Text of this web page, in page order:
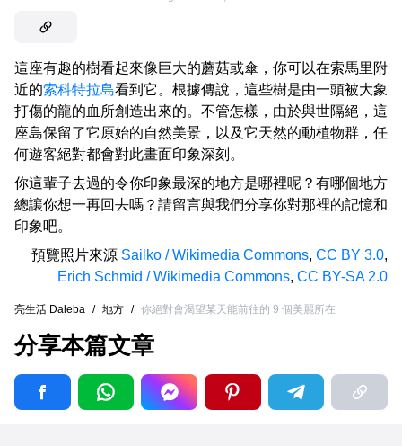
這座有趣的樹看起來像巨大的蘑菇或傘，你可以在索馬里附
近的索科特拉島看到它。根據傳說，這些樹是由一頭被大象
打傷的龍的血所創造出來的。不管怎樣，由於與世隔絕，這
座島保留了它原始的自然美景，以及它天然的動植物群，任
何遊客絕對都會對此畫面印象深刻。
你這輩子去過的令你印象最深的地方是哪裡呢？有哪個地方
總讓你想一再回去嗎？請留言與我們分享你對那裡的記憶和
印象吧。
預覽照片來源 Sailko / Wikimedia Commons, CC BY 3.0,
Erich Schmid / Wikimedia Commons, CC BY-SA 2.0
亮生活 Daleba / 地方 / 你絕對會渴望某天能前往的 9 個美麗所在
分享本篇文章